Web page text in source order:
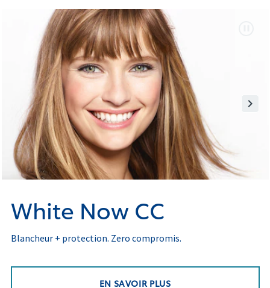
White Now CC
Blancheur + protection. Zero compromis.
EN SAVOIR PLUS